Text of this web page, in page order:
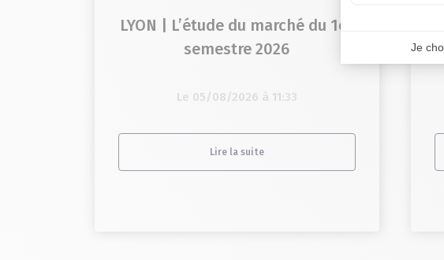
LYON | L’étude du marché du 1er
semestre 2026
Le 05/08/2026 à 11:33
Lire la suite